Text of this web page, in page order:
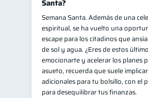
Productos financieros
Organización Financiera 10
Deudas 10
Entidad financiera 8
Préstamos 8 Ahorro 8
Consejos
Santa?
Semana Santa. Además de una
espiritual, se ha vuelto una
escape para los citadinos que
de sol y agua. ¿Eres de estos
emocionarte y acelerar los planes
asueto, recuerda que suele
adicionales para tu bolsillo, con el
para desequilibrar tus finanzas.